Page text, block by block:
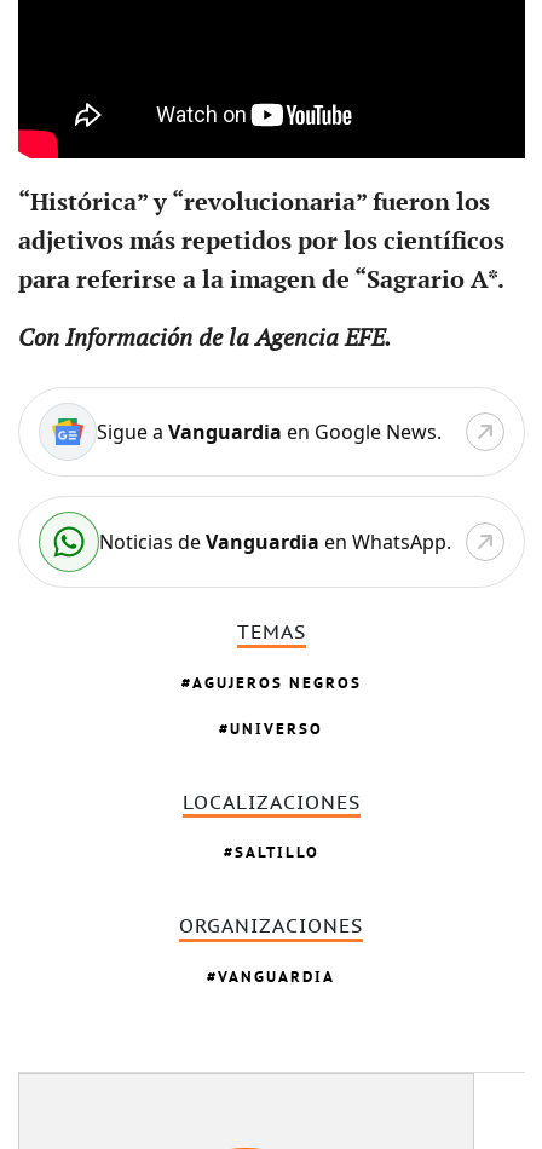
“Histórica” y “revolucionaria” fueron los
adjetivos más repetidos por los científicos
para referirse a la imagen de “Sagrario A*.
Con Información de la Agencia EFE.
Sigue a Vanguardia en Google News.
Noticias deVanguardia en WhatsApp.
TEMAS
AGUJEROS NEGROS
UNIVERSO
LOCALIZACIONES
SALTILLO
ORGANIZACIONES
VANGUARDIA